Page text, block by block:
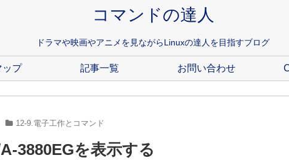
コマンドの達人
ドラマや映画やアニメを見ながらLinuxの達人を目指すブログ
ップ 記事一覧 お問い合わせ
12-9.電子工作とコマンド
3880EGを表示する